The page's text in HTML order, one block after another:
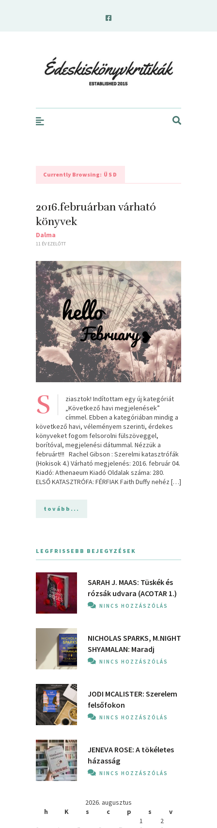
Currently Browsing: ÜSD
2016.februárban várható
könyvek
Dalma
11 ÉV EZELŐTT
S
ziasztok! Indítottam egy új kategóriát
„Következő havi megjelenések”
címmel. Ebben a kategóriában mindig a
következő havi, véleményem szerinti, érdekes
könyveket fogom felsorolni fülszöveggel,
borítóval, megjelenési dátummal. Nézzük a
februárt!!! Rachel Gibson : Szerelmi katasztrófák
(Hokisok 4.) Várható megjelenés: 2016. február 04.
Kiadó: Athenaeum Kiadó Oldalak száma: 280.
ELSŐ KATASZTRÓFA: FÉRFIAK Faith Duffy nehéz […]
tovább...
LEGFRISSEBB BEJEGYZÉSEK
SARAH J. MAAS: Tüskék és
rózsák udvara (ACOTAR 1.)
NINCS HOZZÁSZÓLÁS
NICHOLAS SPARKS, M.NIGHT
SHYAMALAN: Maradj
NINCS HOZZÁSZÓLÁS
JODI MCALISTER: Szerelem
felsőfokon
NINCS HOZZÁSZÓLÁS
JENEVA ROSE: A ​tökéletes
házasság
NINCS HOZZÁSZÓLÁS
2026. augusztus
h
K s c p s
v
1
2